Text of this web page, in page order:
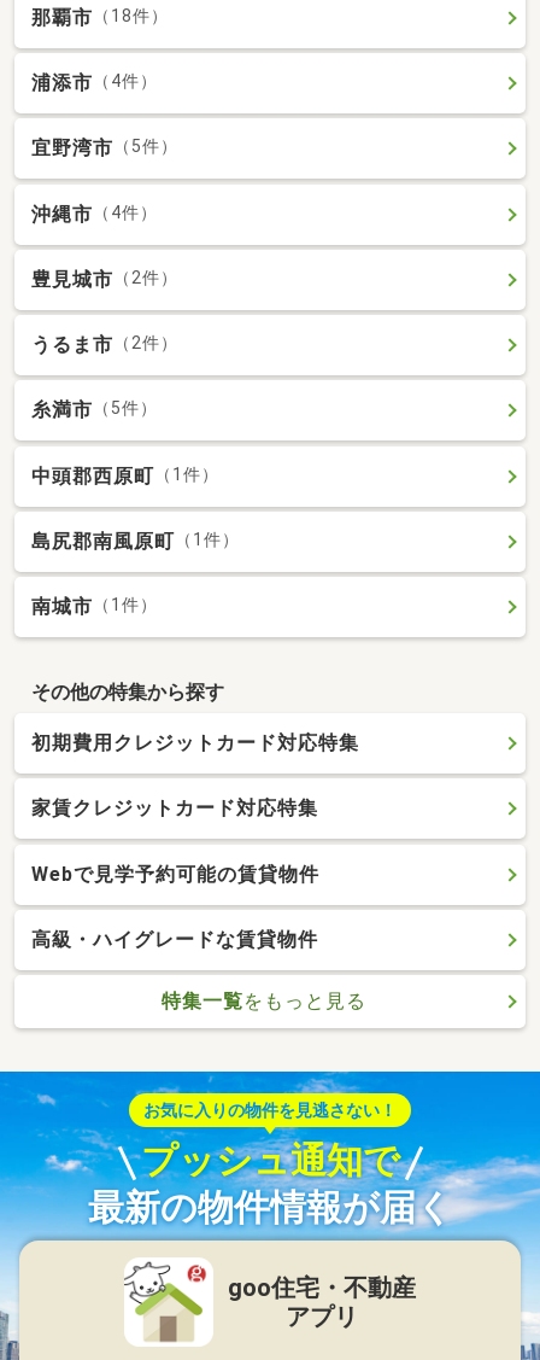
那覇市 （18件）
浦添市 （4件）
宜野湾市 （5件）
沖縄市 （4件）
豊見城市 （2件）
うるま市 （2件）
糸満市 （5件）
中頭郡西原町 （1件）
島尻郡南風原町 （1件）
南城市 （1件）
その他の特集から探す
初期費用クレジットカード対応特集
家賃クレジットカード対応特集
Webで見学予約可能の賃貸物件
高級・ハイグレードな賃貸物件
特集一覧をもっと見る
お気に入りの物件を見逃さない！
プッシュ通知で
最新の物件情報が届く
goo住宅・不動産
アプリ